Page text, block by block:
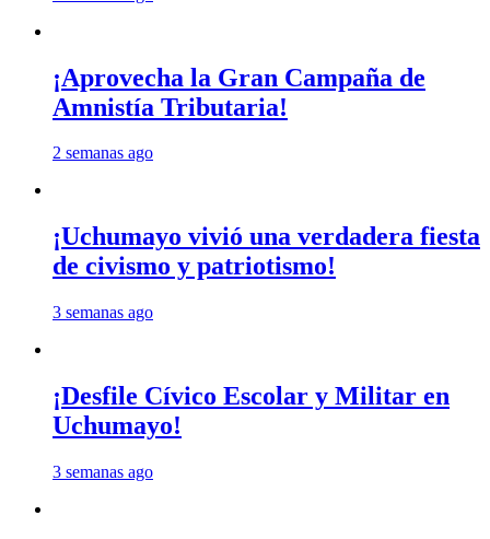
¡Aprovecha la Gran Campaña de
Amnistía Tributaria!
2 semanas ago
¡Uchumayo vivió una verdadera fiesta
de civismo y patriotismo!
3 semanas ago
¡Desfile Cívico Escolar y Militar en
Uchumayo!
3 semanas ago